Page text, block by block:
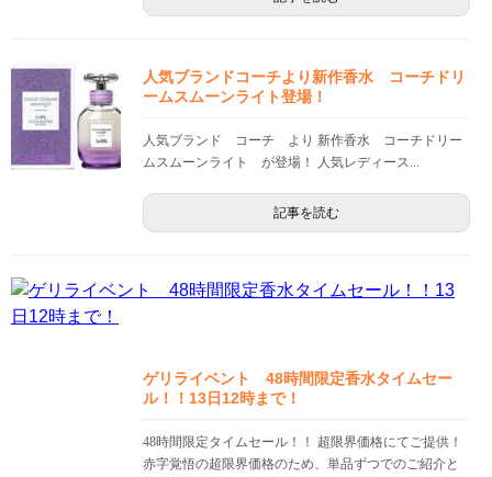
人気ブランドコーチより新作香水 コーチドリ
ームスムーンライト登場！
人気ブランド コーチ より 新作香水 コーチドリー
ムスムーンライト が登場！ 人気レディース...
記事を読む
ゲリライベント 48時間限定香水タイムセー
ル！！13日12時まで！
48時間限定タイムセール！！ 超限界価格にてご提供！
赤字覚悟の超限界価格のため、単品ずつでのご紹介と